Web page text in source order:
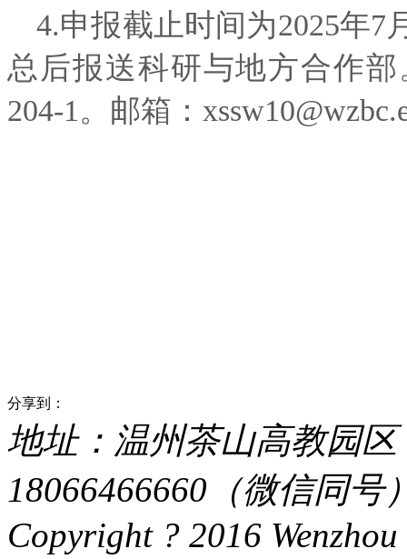
4.申报截止时间为2025年7
总后报送科研与地方合作
204-1。邮箱：
分享到：
地址：温州茶山高教园区
18066466660（微信同号
Copyright ? 2016